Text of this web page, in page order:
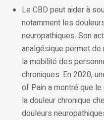
Le CBD peut aider à
notamment les
neuropathiques. Son
analgésique permet de
la mobilité des
chroniques. En 2020,
of Pain a montré que
la douleur chronique
douleurs